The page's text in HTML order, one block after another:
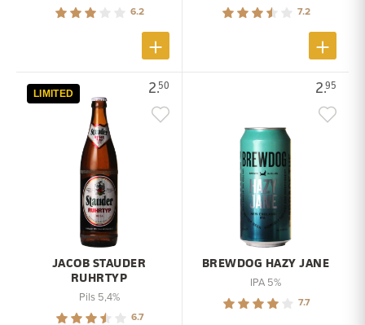
6.2 7.2
2.50
LIMITED
JACOB STAUDER
RUHRTYP
Pils 5,4%
6.7
2.95
BREWDOG HAZY JANE
IPA 5%
7.7